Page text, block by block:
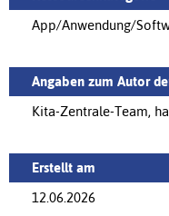
App/Anwendung/
Angaben zum Autor
Kita-Zentrale-Team,
Erstellt am
12.06.2026